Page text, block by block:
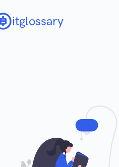
itglossary